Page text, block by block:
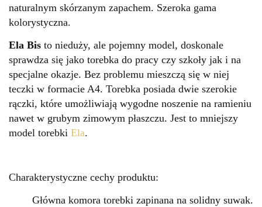
naturalnym skórzanym zapachem. Szeroka gama
kolorystyczna.
Ela Bis to nieduży, ale pojemny model, doskonale
sprawdza się jako torebka do pracy czy szkoły jak i na
specjalne okazje. Bez problemu mieszczą się w niej
teczki w formacie A4. Torebka posiada dwie szerokie
rączki, które umożliwiają wygodne noszenie na ramieniu
nawet w grubym zimowym płaszczu. Jest to mniejszy
model torebki Ela.
Charakterystyczne cechy produktu:
Główna komora torebki zapinana na solidny suwak.